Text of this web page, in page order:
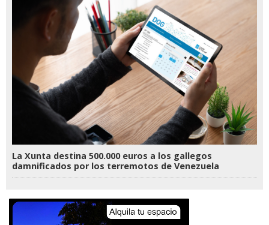
La Xunta destina 500.000 euros a los gallegos
damnificados por los terremotos de Venezuela